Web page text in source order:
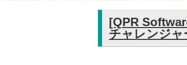
[QPR
チャレンジャ